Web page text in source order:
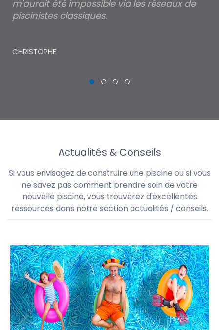
m'aurait été impossible via les réseaux de
piscinistes classiques.
CHRISTOPHE
Actualités & Conseils
Si vous envisagez de construire une piscine ou si vous
ne savez pas comment prendre soin de votre
nouvelle piscine, vous trouverez d'excellentes
ressources dans notre section actualités / conseils.